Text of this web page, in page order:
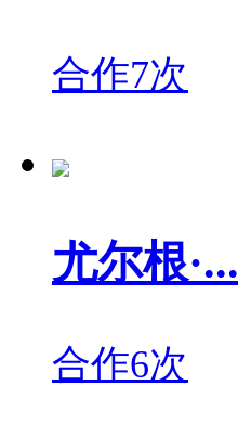
合作7次
尤尔根·...
合作6次